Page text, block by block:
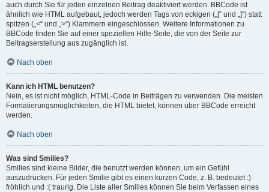
auch durch Sie für jeden einzelnen Beitrag deaktiviert werden. BBCode ist
ähnlich wie HTML aufgebaut, jedoch werden Tags von eckigen („[“ und „]“) statt
spitzen („<“ und „>“) Klammern eingeschlossen. Weitere Informationen zu
BBCode finden Sie auf einer speziellen Hilfe-Seite, die von der Seite zur
Beitragserstellung aus zugänglich ist.
Nach oben
Kann ich HTML benutzen?
Nein, es ist nicht möglich, HTML-Code in Beiträgen zu verwenden. Die meisten
Formatierungsmöglichkeiten, die HTML bietet, können über BBCode erreicht
werden.
Nach oben
Was sind Smilies?
Smilies sind kleine Bilder, die benutzt werden können, um ein Gefühl
auszudrücken. Für jeden Smilie gibt es einen kurzen Code, z. B. bedeutet :)
fröhlich und :( traurig. Die Liste aller Smilies können Sie beim Verfassen eines